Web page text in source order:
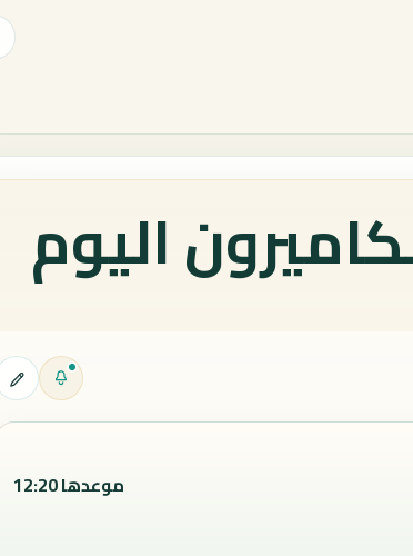
اليوم
موعدها 12:20